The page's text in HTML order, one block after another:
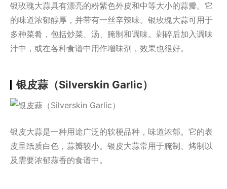
银玫瑰大蒜具有漂亮的粉紫色外皮和中等大小的蒜瓣。它
的味道浓郁醇厚，并带有一丝辛辣味。银玫瑰大蒜可用于
多种菜肴，包括炒菜、汤、腌制和调味。剁碎后加入调味
汁中，或在各种食谱中用作增味剂，效果也很好。
银皮蒜（Silverskin Garlic）
银皮大蒜是一种用途广泛的软梗品种，味道浓郁。它的表
皮呈纸质白色，蒜瓣较小。银皮大蒜常用于腌制、烤制以
及需要浓郁蒜香的食谱中。